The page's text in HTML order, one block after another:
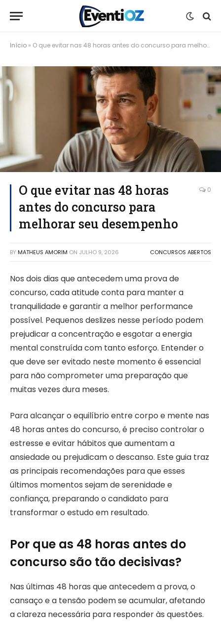
Início » O que evitar nas 48 horas antes do concurso para melhorar seu desempenho
O que evitar nas 48 horas
antes do concurso para
melhorar seu desempenho
0
BY MATHEUS AMORIM ON JULHO 9, 2026 CONCURSOS ABERTOS
Nos dois dias que antecedem uma prova de
concurso, cada atitude conta para manter a
tranquilidade e garantir a melhor performance
possível. Pequenos deslizes nesse período podem
prejudicar a concentração e esgotar a energia
mental construída com tanto esforço. Entender o
que deve ser evitado neste momento é essencial
para não comprometer uma preparação que
muitas vezes dura meses.
Para alcançar o equilíbrio entre corpo e mente nas
48 horas antes do concurso, é preciso controlar o
estresse e evitar hábitos que aumentam a
ansiedade ou prejudicam o descanso. Este guia traz
as principais recomendações para que esses
últimos momentos sejam de serenidade e
confiança, preparando o candidato para
transformar o estudo em resultado.
Por que as 48 horas antes do
concurso são tão decisivas?
Nas últimas 48 horas que antecedem a prova, o
cansaço e a tensão podem se acumular, afetando
a clareza necessária para responder às questões.